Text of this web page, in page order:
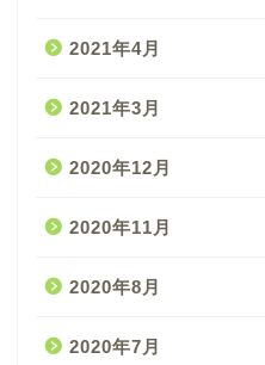
2021年4月
2021年3月
2020年12月
2020年11月
2020年8月
2020年7月